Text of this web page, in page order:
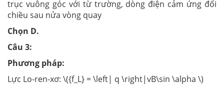
trục vuông góc với từ trường, dòng điện cảm ứng đổi
chiều sau nửa vòng quay
Chọn D.
Câu 3:
Phương pháp:
Lực Lo-ren-xơ: \({f_L} = \left| q \right|vB\sin \alpha \)